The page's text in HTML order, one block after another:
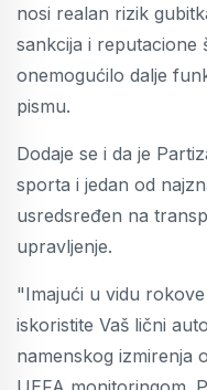
nosi realan rizik
sankcija i reputacione
onemogućilo dalje
pismu.
Dodaje se i da je
sporta i jedan od
usredsređen na
upravljenje.
"Imajući u vidu
iskoristite Vaš lični
namenskog izmirenja